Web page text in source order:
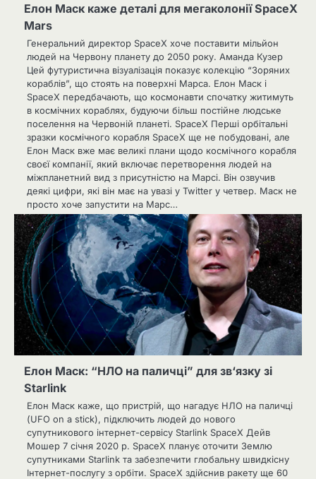
Елон Маск каже деталі для мегаколонії SpaceX
Mars
Генеральний директор SpaceX хоче поставити мільйон
людей на Червону планету до 2050 року. Аманда Кузер
Цей футуристична візуалізація показує колекцію “Зоряних
кораблів”, що стоять на поверхні Марса. Елон Маск і
SpaceX передбачають, що космонавти спочатку житимуть
в космічних кораблях, будуючи більш постійне людське
поселення на Червоній планеті. SpaceX Перші орбітальні
зразки космічного корабля SpaceX ще не побудовані, але
Елон Маск вже має великі плани щодо космічного корабля
своєї компанії, який включає перетворення людей на
міжпланетний вид з присутністю на Марсі. Він озвучив
деякі цифри, які він має на увазі у Twitter у четвер. Маск не
просто хоче запустити на Марс…
Елон Маск: “НЛО на паличці” для зв‘язку зі
Starlink
Елон Маск каже, що пристрій, що нагадує НЛО на паличці
(UFO on a stick), підключить людей до нового
супутникового інтернет-сервісу Starlink SpaceX Дейв
Мошер 7 січня 2020 р. SpaceX планує оточити Землю
супутниками Starlink та забезпечити глобальну швидкісну
Інтернет-послугу з орбіти. SpaceX здійснив ракету ще 60